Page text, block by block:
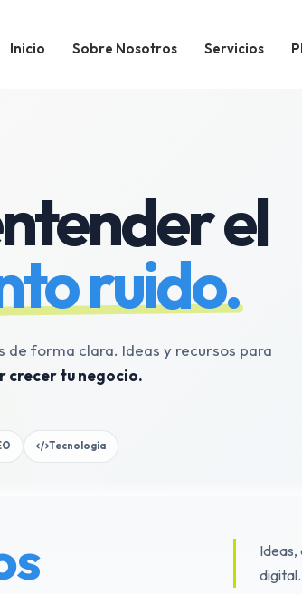
Inicio Sobre Nosotros Servicios
el
ruido.
forma clara. Ideas y recursos para
crecer tu negocio.
Tecnología
Ideas,
digital.